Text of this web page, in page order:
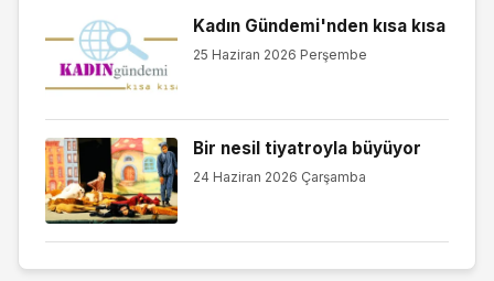
Kadın Gündemi'nden kısa kısa
25 Haziran 2026 Perşembe
Bir nesil tiyatroyla büyüyor
24 Haziran 2026 Çarşamba